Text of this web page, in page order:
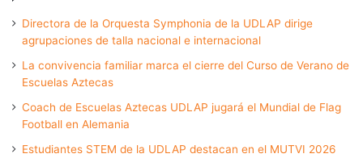
Directora de la Orquesta Symphonia de la UDLAP dirige
agrupaciones de talla nacional e internacional
La convivencia familiar marca el cierre del Curso de Verano de
Escuelas Aztecas
Coach de Escuelas Aztecas UDLAP jugará el Mundial de Flag
Football en Alemania
Estudiantes STEM de la UDLAP destacan en el MUTVI 2026